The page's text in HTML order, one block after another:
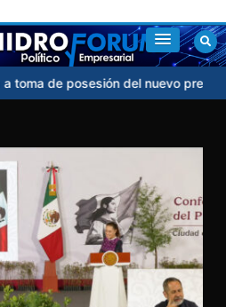
de posesión del nuevo presidente